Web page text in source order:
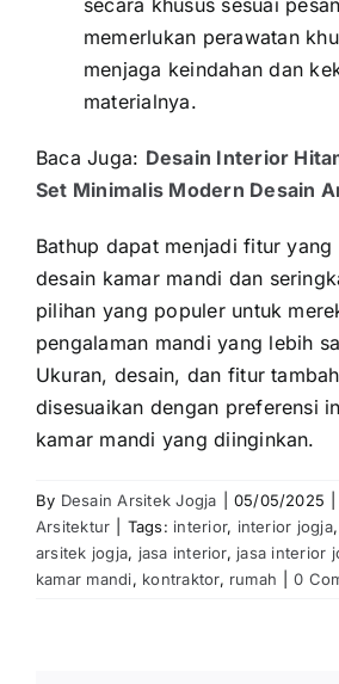
memerlukan perawatan
menjaga keindahan dan
materialnya.
Baca Juga: Desain Interior
Set Minimalis Modern Desain
Bathup dapat menjadi fitur yang
desain kamar mandi dan
pilihan yang populer untuk
pengalaman mandi yang lebih
Ukuran, desain, dan fitur
disesuaikan dengan preferensi
kamar mandi yang diinginkan.
By Desain Arsitek Jogja 05/05/2025
Arsitektur
Tags: interior, interior jogja,
arsitek jogja, jasa interior, jasa interior
kamar mandi, kontraktor, rumah 0